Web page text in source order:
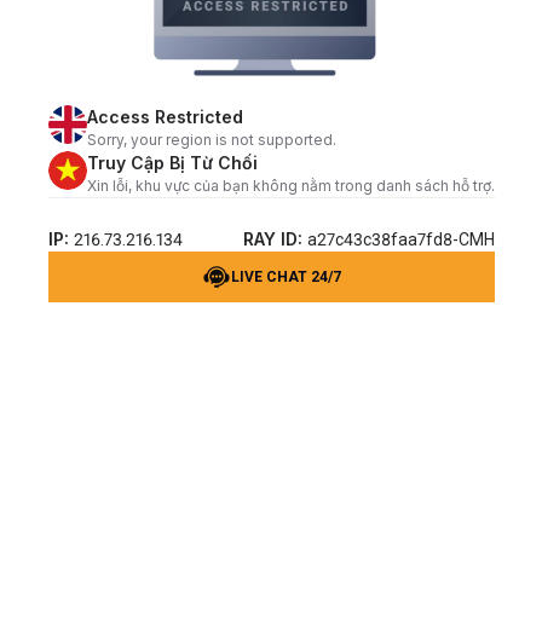
Access Restricted
Sorry, your region is not supported.
Truy Cập Bị Từ Chối
Xin lỗi, khu vực của bạn không nằm trong danh sách hỗ trợ.
IP: 216.73.216.134 RAY ID: a27c43c38faa7fd8-CMH
LIVE CHAT 24/7